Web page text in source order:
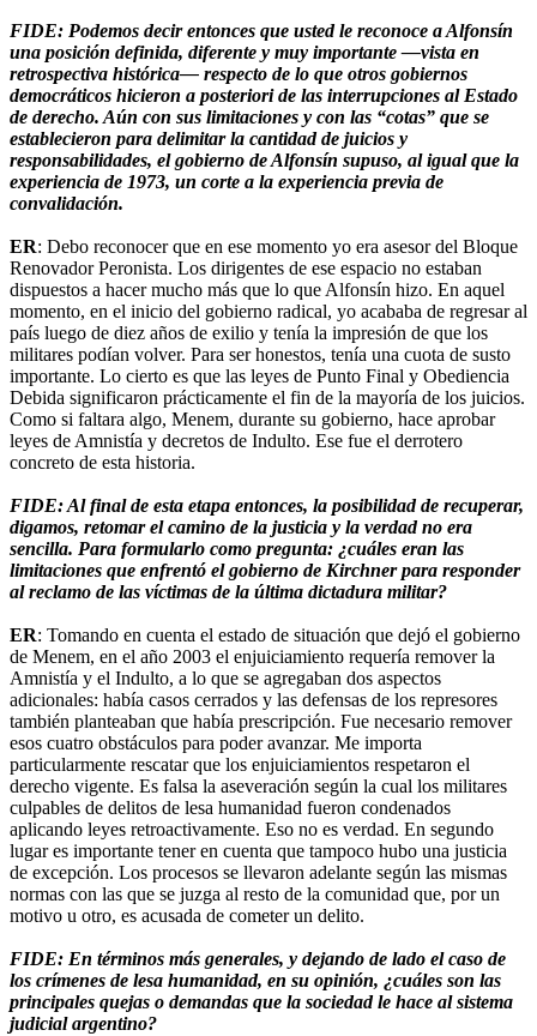
FIDE: Podemos decir entonces que usted le reconoce a Alfonsín
una posición definida, diferente y muy importante —vista en
retrospectiva histórica— respecto de lo que otros gobiernos
democráticos hicieron a posteriori de las interrupciones al Estado
de derecho. Aún con sus limitaciones y con las “cotas” que se
establecieron para delimitar la cantidad de juicios y
responsabilidades, el gobierno de Alfonsín supuso, al igual que la
experiencia de 1973, un corte a la experiencia previa de
convalidación.
ER: Debo reconocer que en ese momento yo era asesor del Bloque
Renovador Peronista. Los dirigentes de ese espacio no estaban
dispuestos a hacer mucho más que lo que Alfonsín hizo. En aquel
momento, en el inicio del gobierno radical, yo acababa de regresar al
país luego de diez años de exilio y tenía la impresión de que los
militares podían volver. Para ser honestos, tenía una cuota de susto
importante. Lo cierto es que las leyes de Punto Final y Obediencia
Debida significaron prácticamente el fin de la mayoría de los juicios.
Como si faltara algo, Menem, durante su gobierno, hace aprobar
leyes de Amnistía y decretos de Indulto. Ese fue el derrotero
concreto de esta historia.
FIDE: Al final de esta etapa entonces, la posibilidad de recuperar,
digamos, retomar el camino de la justicia y la verdad no era
sencilla. Para formularlo como pregunta: ¿cuáles eran las
limitaciones que enfrentó el gobierno de Kirchner para responder
al reclamo de las víctimas de la última dictadura militar?
ER: Tomando en cuenta el estado de situación que dejó el gobierno
de Menem, en el año 2003 el enjuiciamiento requería remover la
Amnistía y el Indulto, a lo que se agregaban dos aspectos
adicionales: había casos cerrados y las defensas de los represores
también planteaban que había prescripción. Fue necesario remover
esos cuatro obstáculos para poder avanzar. Me importa
particularmente rescatar que los enjuiciamientos respetaron el
derecho vigente. Es falsa la aseveración según la cual los militares
culpables de delitos de lesa humanidad fueron condenados
aplicando leyes retroactivamente. Eso no es verdad. En segundo
lugar es importante tener en cuenta que tampoco hubo una justicia
de excepción. Los procesos se llevaron adelante según las mismas
normas con las que se juzga al resto de la comunidad que, por un
motivo u otro, es acusada de cometer un delito.
FIDE: En términos más generales, y dejando de lado el caso de
los crímenes de lesa humanidad, en su opinión, ¿cuáles son las
principales quejas o demandas que la sociedad le hace al sistema
judicial argentino?